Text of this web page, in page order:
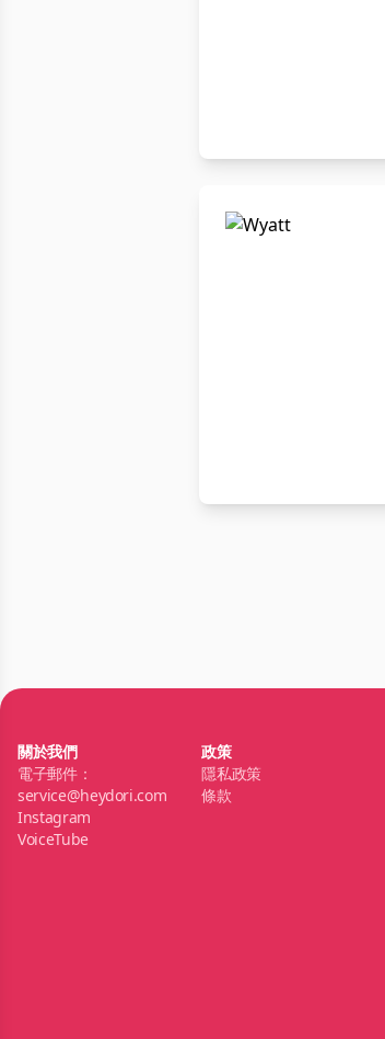
關於我們
電子郵件：
service@heydori.com
Instagram
VoiceTube
政策
隱私政策
條款